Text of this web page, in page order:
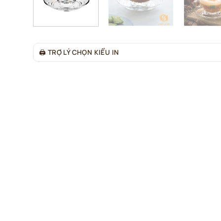
🖨 TRỢ LÝ CHỌN KIỂU IN